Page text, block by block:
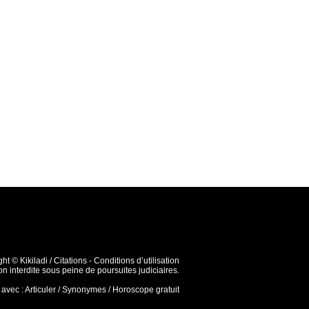
© Kikiladi / Citations - Conditions d’utilisation
interdite sous peine de poursuites judiciaires.
:Articuler /Synonymes / Horoscope gratuit